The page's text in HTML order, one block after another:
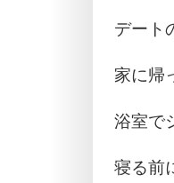
デート
家に帰
浴室で
寝る前